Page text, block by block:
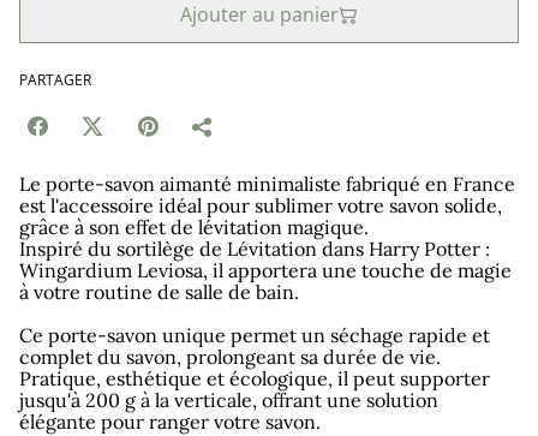
Ajouter au panier
PARTAGER
Le porte-savon aimanté minimaliste fabriqué en France
est l'accessoire idéal pour sublimer votre savon solide,
grâce à son effet de lévitation magique.
Inspiré du sortilège de Lévitation dans Harry Potter :
Wingardium Leviosa, il apportera une touche de magie
à votre routine de salle de bain.
Ce porte-savon unique permet un séchage rapide et
complet du savon, prolongeant sa durée de vie.
Pratique, esthétique et écologique, il peut supporter
jusqu'à 200 g à la verticale, offrant une solution
élégante pour ranger votre savon.